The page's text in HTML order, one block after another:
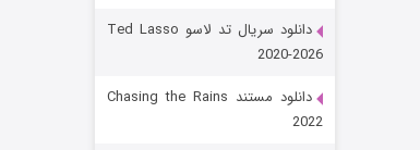
دانلود سریال تد لاسو Ted Lasso
2020-2026
دانلود مستند Chasing the Rains
2022